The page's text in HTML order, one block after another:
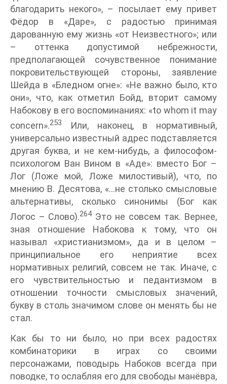
благодарить некого», – посылает ему привет
Фёдор в «Даре», с радостью принимая
дарованную ему жизнь «от Неизвестного»; или
– оттенка допустимой небрежности,
предполагающей сочувственное понимание
покровительствующей стороны, заявление
Шейда в «Бледном огне»: «Не важно было, кто
они», что, как отметил Бойд, вторит самому
Набокову в его воспоминаниях: «to whom it may
concern».253
Или, наконец, в нормативный,
универсально известный адрес подставляется
другая буква, и не кем-нибудь, а философом-
психологом Ван Вином в «Аде»: вместо Бог –
Лог (Ложе мой, Ложе милостивый), что, по
мнению В. Десятова, «…не столько смысловые
альтернативы, сколько синонимы (Бог как
Логос – Слово).264Это не совсем так. Вернее,
зная отношение Набокова к тому, что он
называл «христианизмом», да и в целом –
принципиальное его неприятие всех
нормативных религий, совсем не так. Иначе, с
его чувствительностью и педантизмом в
отношении точности смысловых значений,
букву в столь значимом слове он менять бы не
стал.
Как бы то ни было, но при всех радостях
комбинаторики в играх со своими
персонажами, поводырь Набоков всегда при
поводке, то ослабляя его для свободы манёвра,